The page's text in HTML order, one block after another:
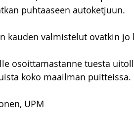
puhtaaseen autoketjuun.
kauden valmistelut ovatkin jo
osoittamastanne tuesta
koko maailman puitteissa.
UPM